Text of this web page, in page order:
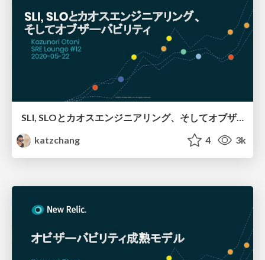
SLI, SLOとカオスエンジニアリング、そしてオブザーバビリティ SRE Lounge #12
katzchang
4 3k